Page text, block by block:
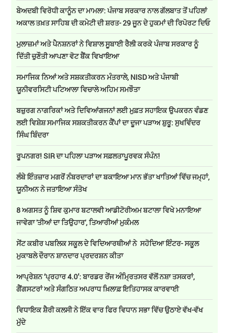
ਬੇਅਦਬੀ ਵਿਰੋਧੀ ਕਾਨੂੰਨ ਦਾ ਮਾਮਲਾ: ਪੰਜਾਬ ਸਰਕਾਰ ਨਾਲ ਗੱਲਬਾਤ ਤੋਂ ਪਹਿਲਾਂ
ਅਕਾਲ ਤਖ਼ਤ ਸਾਹਿਬ ਦੀ ਕਮੇਟੀ ਦੀ ਸ਼ਰਤ- 29 ਜੂਨ ਦੇ ਹੁਕਮਾਂ ਦੀ ਰਿਪੋਰਟ ਦਿਓ
ਮੁਲਾਜ਼ਮਾਂ ਅਤੇ ਪੈਨਸ਼ਨਰਾਂ ਨੇ ਵਿਸ਼ਾਲ ਸੂਬਾਈ ਰੈਲੀ ਕਰਕੇ ਪੰਜਾਬ ਸਰਕਾਰ ਨੂੰ
ਦਿੱਤੀ ਚੁਣੌਤੀ ਆਪਣਾ ਵੋਟ ਬੈਂਕ ਵਿਖਾਇਆ
ਸਮਾਜਿਕ ਨਿਆਂ ਅਤੇ ਸਸ਼ਕਤੀਕਰਨ ਮੰਤਰਾਲੇ, NISD ਅਤੇ ਪੰਜਾਬੀ
ਯੂਨੀਵਰਸਿਟੀ ਪਟਿਆਲਾ ਵਿਚਾਲੇ ਅਹਿਮ ਸਮਝੌਤਾ
ਬਜ਼ੁਰਗ ਨਾਗਰਿਕਾਂ ਅਤੇ ਦਿਵਿਆਂਗਜਨਾਂ ਲਈ ਮੁਫ਼ਤ ਸਹਾਇਕ ਉਪਕਰਨ ਵੰਡਣ
ਲਈ ਵਿਸ਼ੇਸ਼ ਸਮਾਜਿਕ ਸਸ਼ਕਤੀਕਰਨ ਕੈਂਪਾਂ ਦਾ ਦੂਜਾ ਪੜਾਅ ਸ਼ੁਰੂ: ਸੁਖਵਿੰਦਰ
ਸਿੰਘ ਬਿੰਦਰਾ
ਰੂਪਨਗਰ! SIR ਦਾ ਪਹਿਲਾ ਪੜਾਅ ਸਫ਼ਲਤਾਪੂਰਵਕ ਸੰਪੰਨ!
ਲੰਬੇ ਇੰਤਜ਼ਾਰ ਮਗਰੋਂ ਨੰਬਰਦਾਰਾਂ ਦਾ ਬਕਾਇਆ ਮਾਨ ਭੱਤਾ ਖਾਤਿਆਂ ਵਿੱਚ ਜਮ੍ਹਾਂ,
ਯੂਨੀਅਨ ਨੇ ਜਤਾਇਆ ਸੰਤੋਖ
8 ਅਗਸਤ ਨੂੰ ਸ਼ਿਵ ਕੁਮਾਰ ਬਟਾਲਵੀ ਆਡੀਟੋਰੀਅਮ ਬਟਾਲਾ ਵਿਖੇ ਮਨਾਇਆ
ਜਾਵੇਗਾ 'ਤੀਆਂ ਦਾ ਤਿਉਹਾਰ', ਤਿਆਰੀਆਂ ਮੁਕੰਮਲ
ਸੇਂਟ ਕਬੀਰ ਪਬਲਿਕ ਸਕੂਲ ਦੇ ਵਿਦਿਆਰਥੀਆਂ ਨੇ ਸਹੋਦਿਆ ਇੰਟਰ- ਸਕੂਲ
ਮੁਕਾਬਲੇ ਦੌਰਾਨ ਸ਼ਾਨਦਾਰ ਪ੍ਰਦਰਸ਼ਨ ਕੀਤਾ
ਆਪ੍ਰੇਸ਼ਨ ‘ਪ੍ਰਹਾਰ 4.0’: ਬਾਰਡਰ ਰੇਂਜ ਅੰਮ੍ਰਿਤਸਰ ਵੱਲੋਂ ਨਸ਼ਾ ਤਸਕਰਾਂ,
ਗੈਂਗਸਟਰਾਂ ਅਤੇ ਸੰਗਠਿਤ ਅਪਰਾਧ ਖ਼ਿਲਾਫ਼ ਇਤਿਹਾਸਕ ਕਾਰਵਾਈ
ਵਿਧਾਇਕ ਸ਼ੈਰੀ ਕਲਸੀ ਨੇ ਇੱਕ ਵਾਰ ਫਿਰ ਵਿਧਾਨ ਸਭਾ ਵਿੱਚ ਉਠਾਏ ਵੱਖ-ਵੱਖ
ਮੁੱਦੇ